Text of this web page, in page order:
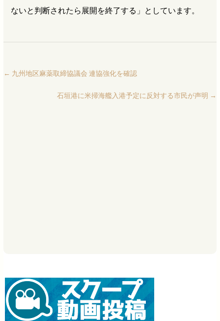
ないと判断されたら展開を終了する」としています。
← 九州地区麻薬取締協議会 連協強化を確認
石垣港に米掃海艦入港予定に反対する市民が声明 →